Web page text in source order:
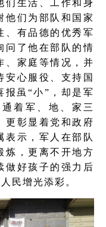
们生活、工作和身
他们为部队和国家
、有品德的优秀军
问了他在部队的情
、家庭等情况，并
安心服役、支持国
报虽“小”，却是军
着军、地、家三
更彰显着党和政府
表示，军人在部队
炼，更离不开地方
做好孩子的强力后
民增光添彩。